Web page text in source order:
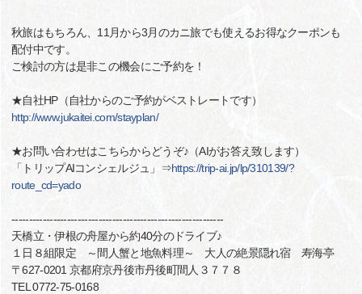
秋旅はもちろん、11月から3月のカニ旅でも使えるお得なクーポンも
配付中です。
ご検討の方は是非この機会にご予約を！
★自社HP（自社からのご予約がベストレートです）
http://www.jukaitei.com/stayplan/
★お問い合わせはこちらからどうぞ♪（AIがお答え致します）
「トリップAIコンシェルジュ」⇒https://trip-ai.jp/lp/310139/?
route_cd=yado
-------------------------------------------------------------
天橋立・伊根の舟屋から約40分のドライブ♪
１日８組限定 ～間人蟹と地魚料理～ 大人の絶景隠れ宿 寿海亭
〒627-0201 京都府京丹後市丹後町間人３７７８
TEL 0772-75-0168